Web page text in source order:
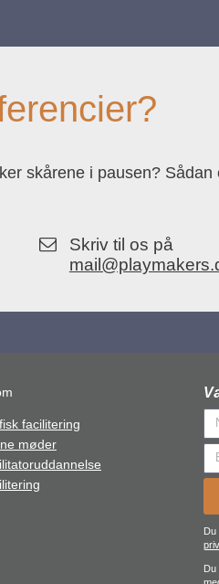
skårene i pausen? Sådan
Skriv til os på
facilitering
møder
Du
Du